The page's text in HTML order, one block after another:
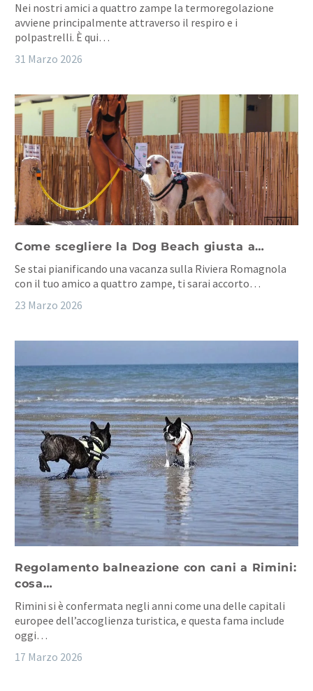
Nei nostri amici a quattro zampe la termoregolazione
avviene principalmente attraverso il respiro e i
polpastrelli. È qui…
31 Marzo 2026
Come scegliere la Dog Beach giusta a…
Se stai pianificando una vacanza sulla Riviera Romagnola
con il tuo amico a quattro zampe, ti sarai accorto…
23 Marzo 2026
Regolamento balneazione con cani a Rimini:
cosa…
Rimini si è confermata negli anni come una delle capitali
europee dell’accoglienza turistica, e questa fama include
oggi…
17 Marzo 2026